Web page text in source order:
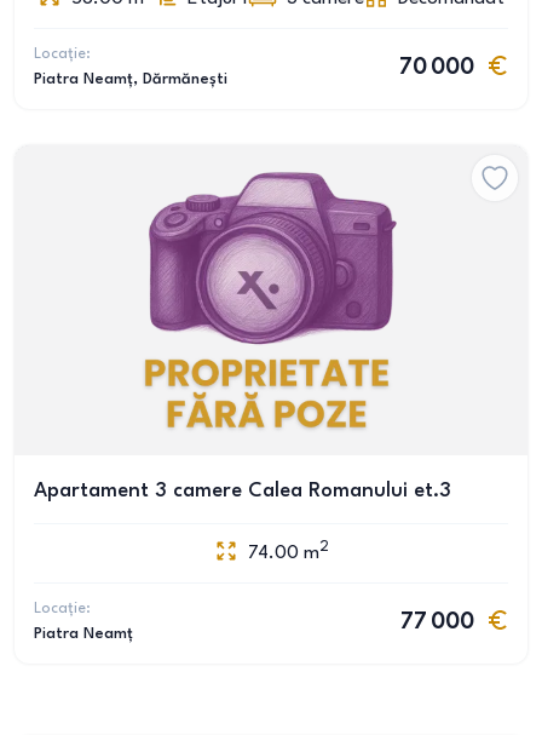
Locație:
Piatra Neamț, Dărmănești
70 000
Apartament 3 camere Calea Romanului et.3
74.00 m2
Locație:
Piatra Neamț
77 000